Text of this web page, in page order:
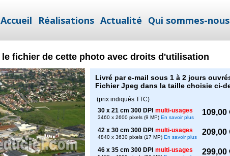
Accueil Réalisations Actualité Qui sommes-nous